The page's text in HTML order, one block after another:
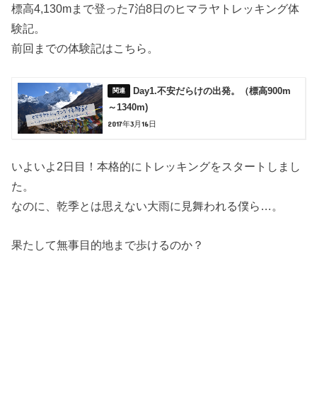
標高4,130mまで登った7泊8日のヒマラヤトレッキング体
験記。
前回までの体験記はこちら。
Day1.不安だらけの出発。（標高900m
～1340m)
2017年3月16日
いよいよ2日目！本格的にトレッキングをスタートしまし
た。
なのに、乾季とは思えない大雨に見舞われる僕ら…。
果たして無事目的地まで歩けるのか？